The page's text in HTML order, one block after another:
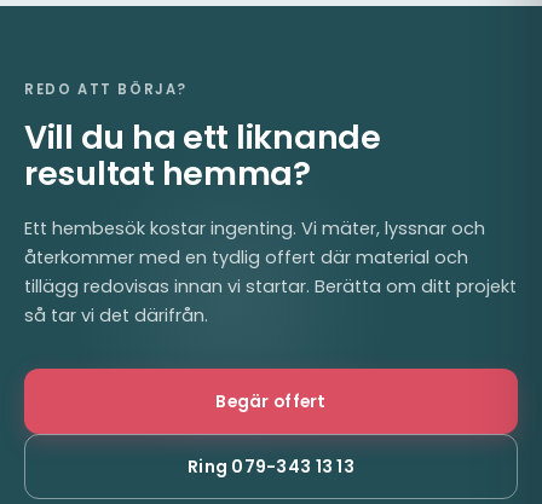
REDO ATT BÖRJA?
Vill du ha ett liknande
resultat hemma?
Ett hembesök kostar ingenting. Vi mäter, lyssnar och
återkommer med en tydlig offert där material och
tillägg redovisas innan vi startar. Berätta om ditt projekt
så tar vi det därifrån.
Begär offert
Ring 079-343 13 13